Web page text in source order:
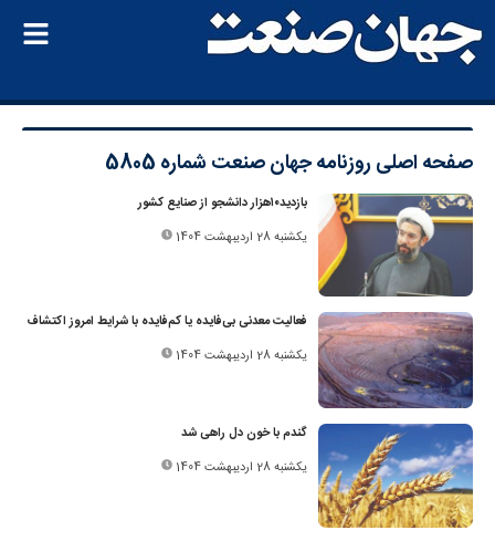
صفحه اصلی روزنامه جهان صنعت شماره 5805
بازدید۱۰هزار دانشجو از صنایع کشور
یکشنبه 28 اردیبهشت 1404
فعالیت معدنی بی‌فایده یا کم‌فایده با شرایط امروز اکتشاف
یکشنبه 28 اردیبهشت 1404
گندم با خون دل راهی شد
یکشنبه 28 اردیبهشت 1404